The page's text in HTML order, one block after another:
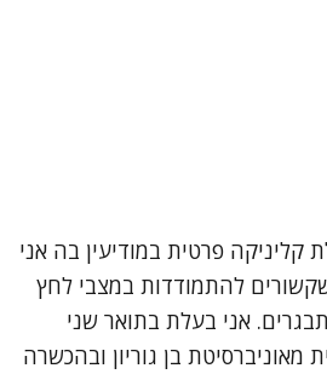
קליניקה פרטית במודיעין בה אני
להתמודדות במצבי לחץ
אני בעלת בתואר שני
מאוניברסיטת בן גוריון ובהכשרה